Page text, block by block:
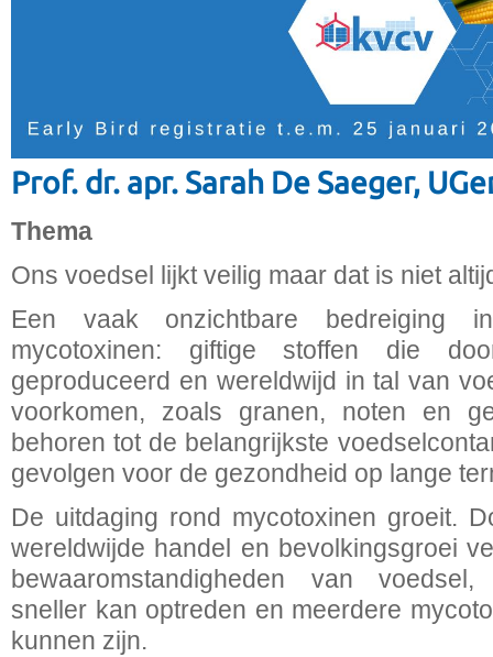
Prof. dr. apr. Sarah De Saeger,
Thema
Ons voedsel lijkt veilig maar dat is niet
Een vaak onzichtbare bedreiging
mycotoxinen: giftige stoffen die
geproduceerd en wereldwijd in tal van
voorkomen, zoals granen, noten en
behoren tot de belangrijkste
gevolgen voor de gezondheid op lange
De uitdaging rond mycotoxinen groeit.
wereldwijde handel en bevolkingsgroei
bewaaromstandigheden van
sneller kan optreden en meerdere
kunnen zijn.